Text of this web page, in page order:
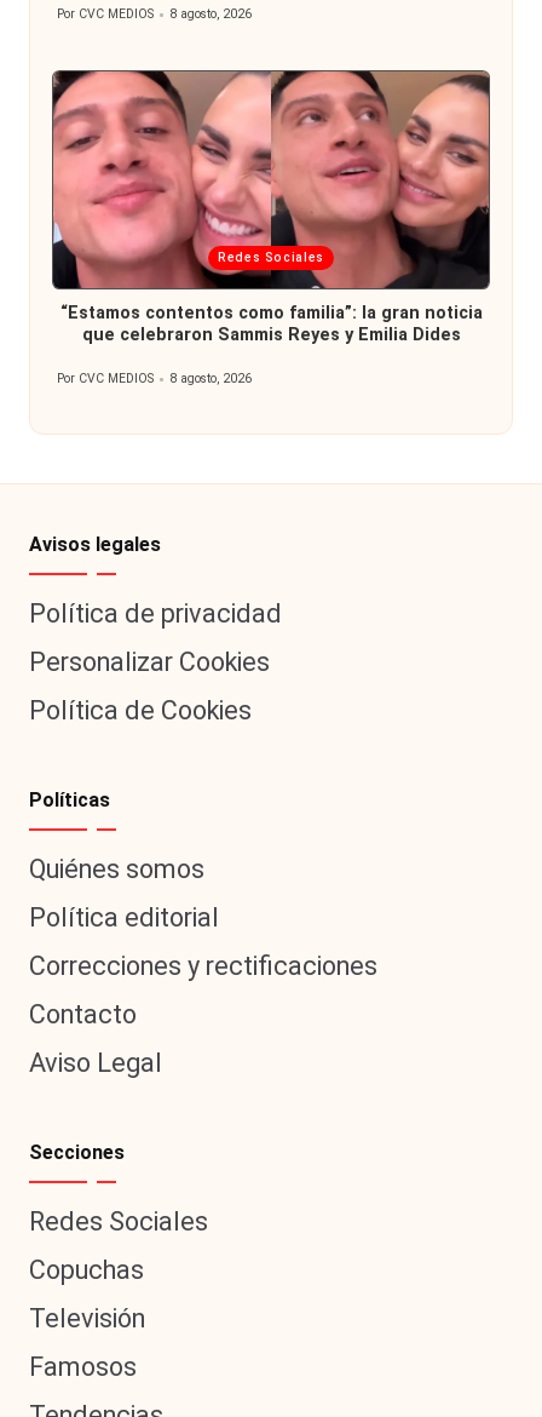
Publicado
Por CVC MEDIOS 8 agosto, 2026
Publicada
en
Redes Sociales
“Estamos contentos como familia”: la gran noticia
que celebraron Sammis Reyes y Emilia Dides
Por CVC MEDIOS 8 agosto, 2026
Avisos legales
Política de privacidad
Personalizar Cookies
Política de Cookies
Políticas
Quiénes somos
Política editorial
Correcciones y rectificaciones
Contacto
Aviso Legal
Secciones
Redes Sociales
Copuchas
Televisión
Famosos